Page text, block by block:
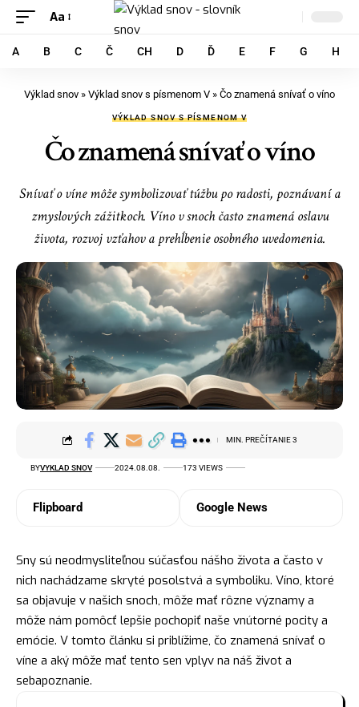
Aa
A B C Č CH D Ď E F G H
Výklad snov » Výklad snov s písmenom V » Čo znamená snívať o víno
VÝKLAD SNOV S PÍSMENOM V
Čo znamená snívať o víno
Snívať o víne môže symbolizovať túžbu po radosti, poznávaní a
zmyslových zážitkoch. Víno v snoch často znamená oslavu
života, rozvoj vzťahov a prehĺbenie osobného uvedomenia.
BYVYKLAD SNOV 2024.08.08. 173 VIEWS
MIN. PREČÍTANIE 3
Flipboard Google News
Sny sú neodmysliteľnou súčasťou nášho života a často v
nich nachádzame skryté posolstvá a symboliku. Víno, ktoré
sa objavuje v našich snoch, môže mať rôzne významy a
môže nám pomôcť lepšie pochopiť naše vnútorné pocity a
emócie. V tomto článku si priblížime, čo znamená snívať o
víne a aký môže mať tento sen vplyv na náš život a
sebapoznanie.